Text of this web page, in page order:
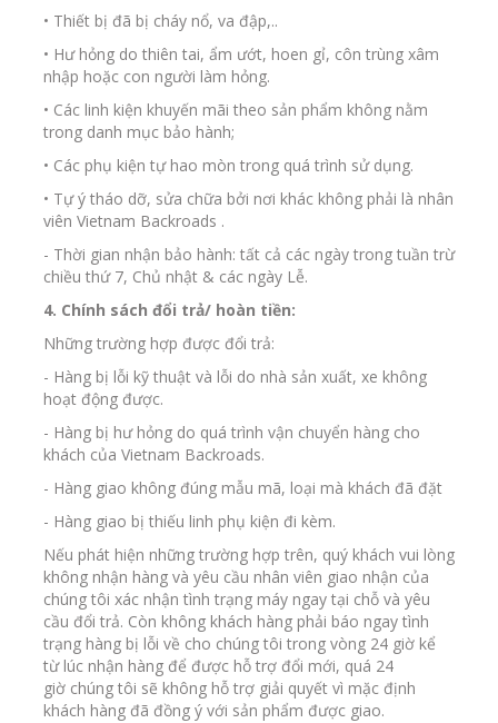
• Thiết bị đã bị cháy nổ, va đập,..
• Hư hỏng do thiên tai, ẩm ướt, hoen gỉ, côn trùng xâm
nhập hoặc con người làm hỏng.
• Các linh kiện khuyến mãi theo sản phẩm không nằm
trong danh mục bảo hành;
• Các phụ kiện tự hao mòn trong quá trình sử dụng.
• Tự ý tháo dỡ, sửa chữa bởi nơi khác không phải là nhân
viên Vietnam Backroads .
- Thời gian nhận bảo hành: tất cả các ngày trong tuần trừ
chiều thứ 7, Chủ nhật & các ngày Lễ.
4. Chính sách đổi trả/ hoàn tiền:
Những trường hợp được đổi trả:
- Hàng bị lỗi kỹ thuật và lỗi do nhà sản xuất, xe không
hoạt động được.
- Hàng bị hư hỏng do quá trình vận chuyển hàng cho
khách của Vietnam Backroads.
- Hàng giao không đúng mẫu mã, loại mà khách đã đặt
- Hàng giao bị thiếu linh phụ kiện đi kèm.
Nếu phát hiện những trường hợp trên, quý khách vui lòng
không nhận hàng và yêu cầu nhân viên giao nhận của
chúng tôi xác nhận tình trạng máy ngay tại chỗ và yêu
cầu đổi trả. Còn không khách hàng phải báo ngay tình
trạng hàng bị lỗi về cho chúng tôi trong vòng 24 giờ kể
từ lúc nhận hàng để được hỗ trợ đổi mới, quá 24
giờ chúng tôi sẽ không hỗ trợ giải quyết vì mặc định
khách hàng đã đồng ý với sản phẩm được giao.